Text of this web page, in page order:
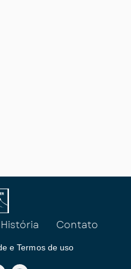
História Contato
e Termos de uso